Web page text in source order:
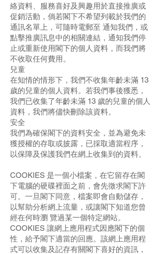
絡資料、服務喜好及興趣用於直接推廣或
促銷活動，倘若閣下不希望列載於我們的
通訊名單上，可隨時電郵至 通知我們，或
點擊推廣訊息中的相關連結，通知我們停
止或重新使用閣下的個人資料，而我們將
不收取任何費用。
兒童
在知情的情形下，我們不收集年齡未滿 13
歲的兒童的個人資料。若我們事後獲悉，
我們已收集了年齡未滿 13 歲的兒童的個人
資料，我們將儘快刪除該資料。
安全
我們為確保閣下的資料安全，並為避免未
獲授權的存取或披露，已採取適當程序，
以保障及保護我們在網上收集到的資料。
COOKIES 是一個小檔案，在它留存在閣
下電腦的硬碟裡面之前，會先徵求閣下許
可。一旦閣下同意，檔案即會自動儲存，
以幫助分析網上流量，或讓閣下知道您曾
經在何時瀏 覽過某一個特定網站。
COOKIES 讓網上應用程式因應閣下的個
性，給予閣下適當的回應。該網上應用程
式可以收集及記存有關閣下喜好的資訊，